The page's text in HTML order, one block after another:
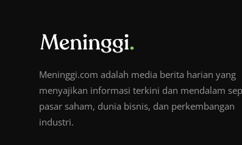
Meninggi.com adalah media berita harian yang
menyajikan informasi terkini dan mendalam
pasar saham, dunia bisnis, dan perkembangan
industri.